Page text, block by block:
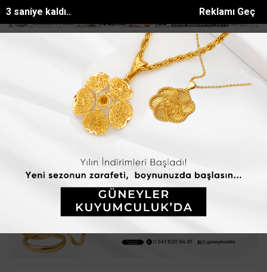
Reklamı Geç
1 saniye kaldı..
Çalışan Memnuniy... 18 madencinin öldüğü olayın
Ana Sayfa SAĞLIK